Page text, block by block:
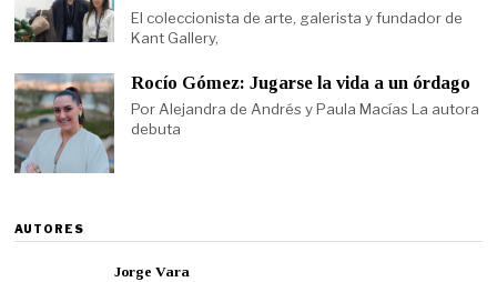
El coleccionista de arte, galerista y fundador de
Kant Gallery,
Rocío Gómez: Jugarse la vida a un órdago
Por Alejandra de Andrés y Paula Macías La autora
debuta
AUTORES
Jorge Vara